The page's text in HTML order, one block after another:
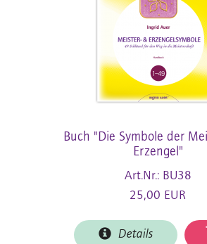
Buch "Die Symbole der
Erzengel"
Art.Nr.: BU38
25,00 EUR
Details